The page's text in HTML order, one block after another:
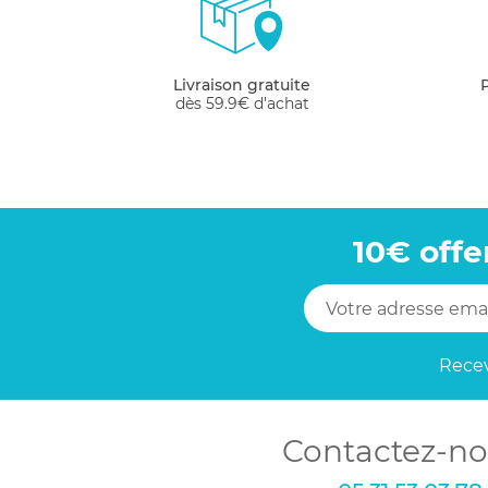
Livraison gratuite
dès 59.9€ d'achat
10€
Contactez-